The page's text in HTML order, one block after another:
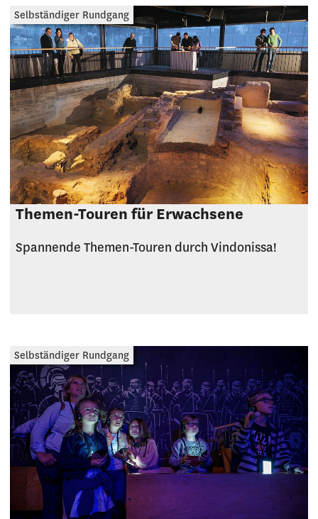
Themen-Touren für Erwachsene
Spannende Themen-Touren durch Vindonissa!
Selbständiger Rundgang
Selbständiger Rundgang